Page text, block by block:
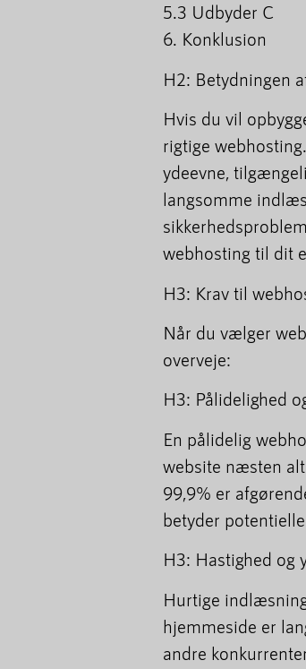
5.3 Udbyder C
6. Konklusion
H2: Betydningen
Hvis du vil
rigtige
ydeevne,
langsomme
webhosting til dit
H3: Krav til
Når du vælger
overveje:
H3: Pålidelighed
En pålidelig
website næsten
99,9% er
betyder
H3: Hastighed og
Hurtige
hjemmeside er
andre